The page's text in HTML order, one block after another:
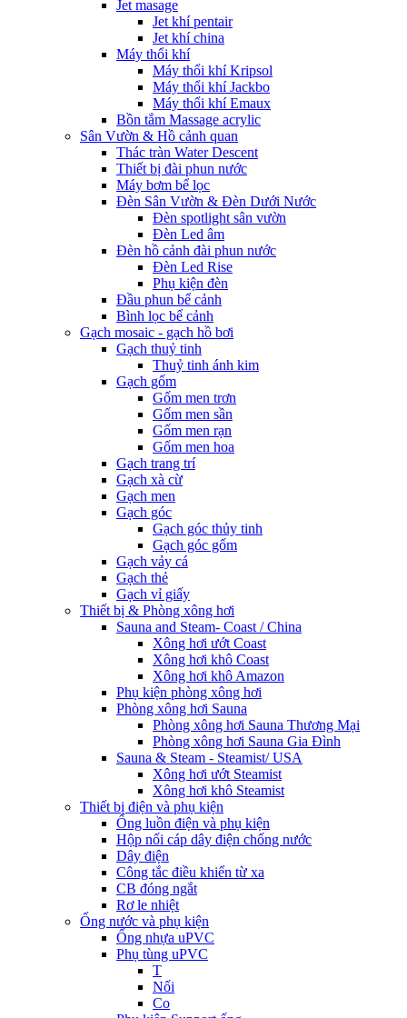
Jet masage
Jet khí pentair
Jet khí china
Máy thổi khí
Máy thổi khí Kripsol
Máy thổi khí Jackbo
Máy thổi khí Emaux
Bồn tắm Massage acrylic
Sân Vườn & Hồ cảnh quan
Thác tràn Water Descent
Thiết bị đài phun nước
Máy bơm bể lọc
Đèn Sân Vườn & Đèn Dưới Nước
Đèn spotlight sân vườn
Đèn Led âm
Đèn hồ cảnh đài phun nước
Đèn Led Rise
Phụ kiện đèn
Đầu phun bể cảnh
Bình lọc bể cảnh
Gạch mosaic - gạch hồ bơi
Gạch thuỷ tinh
Thuỷ tinh ánh kim
Gạch gốm
Gốm men trơn
Gốm men sần
Gốm men rạn
Gốm men hoa
Gạch trang trí
Gạch xà cừ
Gạch men
Gạch góc
Gạch góc thủy tinh
Gạch góc gốm
Gạch vảy cá
Gạch thẻ
Gạch vỉ giấy
Thiết bị & Phòng xông hơi
Sauna and Steam- Coast / China
Xông hơi ướt Coast
Xông hơi khô Coast
Xông hơi khô Amazon
Phụ kiện phòng xông hơi
Phòng xông hơi Sauna
Phòng xông hơi Sauna Thương Mại
Phòng xông hơi Sauna Gia Đình
Sauna & Steam - Steamist/ USA
Xông hơi ướt Steamist
Xông hơi khô Steamist
Thiết bị điện và phụ kiện
Ống luồn điện và phụ kiện
Hộp nối cáp dây điện chống nước
Dây điện
Công tắc điều khiển từ xa
CB đóng ngắt
Rơ le nhiệt
Ống nước và phụ kiện
Ống nhựa uPVC
Phụ tùng uPVC
T
Nối
Co